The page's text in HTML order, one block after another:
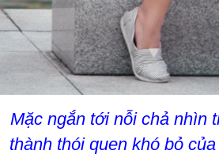
Mặc ngắn tới nỗi chả nhìn
thành thói quen khó bỏ